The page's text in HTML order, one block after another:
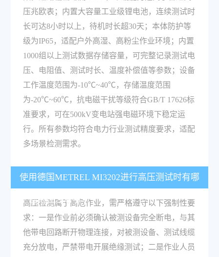
压兆欧表；内置大容量工业级锂电池，连续测试时
长可达8小时以上，待机时长超30天；本体防护等
级为IP65，适配户外高湿、高粉尘作业环境；内置
1000组以上测试数据存储容量，可完整记录测试电
压、电阻值、测试时长、温度补偿值等参数；设备
工作温度范围为-10℃~40℃，存储温度范围
为-20℃~60℃，抗电磁干扰等级符合GB/T 17626标
准要求，可在500kV变电站强电磁环境下稳定运
行。所有参数均符合电力行业测试精度要求，适配
多场景检测需求。
使用德国METREL MI3202进行高压测试时有哪
些强制性注意事项？
高压检测属于高危作业，需严格遵守以下强制性要
求：一是作业前必须确认被测设备完全断电，与其
他带电回路断开物理连接，对被测设备、测试线缆
充分放电，严禁带电开展绝缘测试；二是作业人员